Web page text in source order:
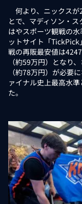
何より、ニックスが
とで、マディソン・
はやスポーツ観戦の
ットサイト「
戦の再販最安値は
（約59万円）となり
（約78万円）が必要
ァイナル史上最高水
た。